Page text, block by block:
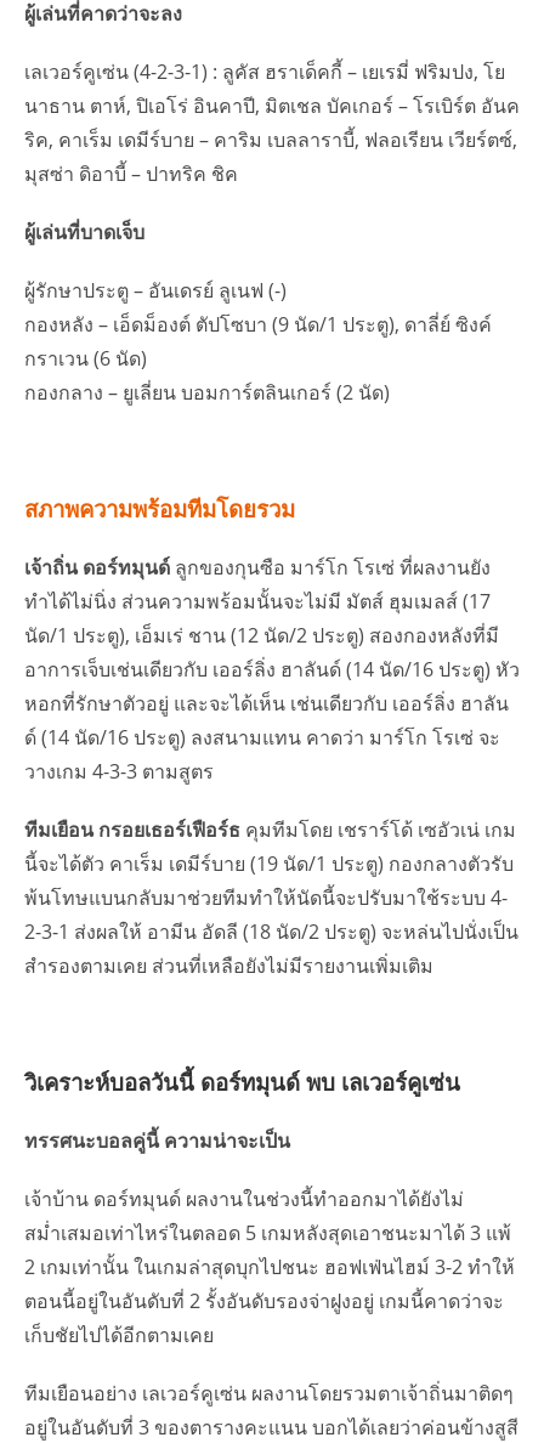
ผู้เล่นที่คาดว่าจะลง
เลเวอร์คูเซ่น (4-2-3-1) : ลูคัส ฮราเด็คกี้ – เยเรมี่ ฟริมปง, โย
นาธาน ตาห์, ปิเอโร่ อินคาปี, มิตเชล บัคเกอร์ – โรเบิร์ต อันค
ริค, คาเร็ม เดมีร์บาย – คาริม เบลลาราบี้, ฟลอเรียน เวียร์ตซ์,
มุสซ่า ดิอาบี้ – ปาทริค ชิค
ผู้เล่นที่บาดเจ็บ
ผู้รักษาประตู – อันเดรย์ ลูเนฟ (-)
กองหลัง – เอ็ดม็องต์ ตัปโซบา (9 นัด/1 ประตู), ดาลี่ย์ ซิงค์
กราเวน (6 นัด)
กองกลาง – ยูเลี่ยน บอมการ์ตลินเกอร์ (2 นัด)
สภาพความพร้อมทีมโดยรวม
เจ้าถิ่น ดอร์ทมุนด์ ลูกของกุนซือ มาร์โก โรเซ่ ที่ผลงานยัง
ทำได้ไม่นิ่ง ส่วนความพร้อมนั้นจะไม่มี มัตส์ ฮุมเมลส์ (17
นัด/1 ประตู), เอ็มเร่ ชาน (12 นัด/2 ประตู) สองกองหลังที่มี
อาการเจ็บเช่นเดียวกับ เออร์ลิ่ง ฮาลันด์ (14 นัด/16 ประตู) หัว
หอกที่รักษาตัวอยู่ และจะได้เห็น เช่นเดียวกับ เออร์ลิ่ง ฮาลัน
ด์ (14 นัด/16 ประตู) ลงสนามแทน คาดว่า มาร์โก โรเซ่ จะ
วางเกม 4-3-3 ตามสูตร
ทีมเยือน กรอยเธอร์เฟือร์ธ คุมทีมโดย เชราร์โด้ เซอัวเน่ เกม
นี้จะได้ตัว คาเร็ม เดมีร์บาย (19 นัด/1 ประตู) กองกลางตัวรับ
พ้นโทษแบนกลับมาช่วยทีมทำให้นัดนี้จะปรับมาใช้ระบบ 4-
2-3-1 ส่งผลให้ อามีน อัดลี (18 นัด/2 ประตู) จะหล่นไปนั่งเป็น
สำรองตามเคย ส่วนที่เหลือยังไม่มีรายงานเพิ่มเติม
วิเคราะห์บอลวันนี้ ดอร์ทมุนด์ พบ เลเวอร์คูเซ่น
ทรรศนะบอลคู่นี้ ความน่าจะเป็น
เจ้าบ้าน ดอร์ทมุนด์ ผลงานในช่วงนี้ทำออกมาได้ยังไม่
สม่ำเสมอเท่าไหร่ในตลอด 5 เกมหลังสุดเอาชนะมาได้ 3 แพ้
2 เกมเท่านั้น ในเกมล่าสุดบุกไปชนะ ฮอฟเฟ่นไฮม์ 3-2 ทำให้
ตอนนี้อยู่ในอันดับที่ 2 รั้งอันดับรองจ่าฝูงอยู่ เกมนี้คาดว่าจะ
เก็บชัยไปได้อีกตามเคย
ทีมเยือนอย่าง เลเวอร์คูเซ่น ผลงานโดยรวมตาเจ้าถิ่นมาติดๆ
อยู่ในอันดับที่ 3 ของตารางคะแนน บอกได้เลยว่าค่อนข้างสูสี